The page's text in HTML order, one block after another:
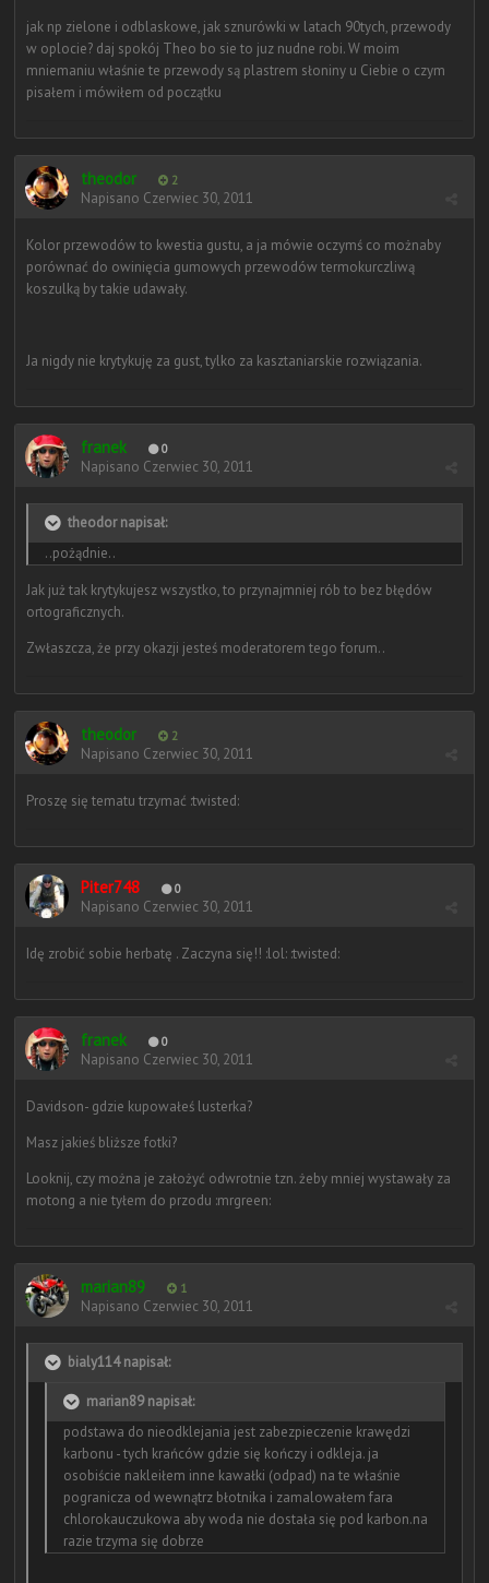
jak np zielone i odblaskowe, jak sznurówki w latach 90tych, przewody
w oplocie? daj spokój Theo bo sie to juz nudne robi. W moim
mniemaniu właśnie te przewody są plastrem słoniny u Ciebie o czym
pisałem i mówiłem od początku
theodor 2
Napisano Czerwiec 30, 2011
Kolor przewodów to kwestia gustu, a ja mówie oczymś co możnaby
porównać do owinięcia gumowych przewodów termokurczliwą
koszulką by takie udawały.
Ja nigdy nie krytykuję za gust, tylko za kasztaniarskie rozwiązania.
franek 0
Napisano Czerwiec 30, 2011
theodor napisał:
..pożądnie..
Jak już tak krytykujesz wszystko, to przynajmniej rób to bez błędów
ortograficznych.
Zwłaszcza, że przy okazji jesteś moderatorem tego forum..
theodor 2
Napisano Czerwiec 30, 2011
Proszę się tematu trzymać :twisted:
Piter748 0
Napisano Czerwiec 30, 2011
Idę zrobić sobie herbatę . Zaczyna się!! :lol: :twisted:
franek 0
Napisano Czerwiec 30, 2011
Davidson- gdzie kupowałeś lusterka?
Masz jakieś bliższe fotki?
Looknij, czy można je założyć odwrotnie tzn. żeby mniej wystawały za
motong a nie tyłem do przodu :mrgreen:
marian89 1
Napisano Czerwiec 30, 2011
bialy114 napisał:
marian89 napisał:
podstawa do nieodklejania jest zabezpieczenie krawędzi
karbonu - tych krańców gdzie się kończy i odkleja. ja
osobiście nakleiłem inne kawałki (odpad) na te właśnie
pogranicza od wewnątrz błotnika i zamalowałem fara
chlorokauczukowa aby woda nie dostała się pod karbon.na
razie trzyma się dobrze